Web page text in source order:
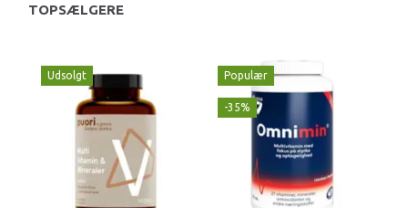
TOPSÆLGERE
Udsolgt Populær
-35%